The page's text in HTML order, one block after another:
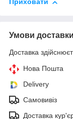
Приховати
Умови доставки
Доставка
Нова Пошта
Delivery
Самовивіз
Доставка